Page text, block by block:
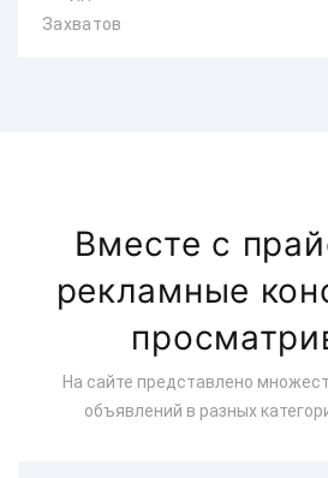
Вместе с
рекламные
На сайте представлено
объявлений в разных